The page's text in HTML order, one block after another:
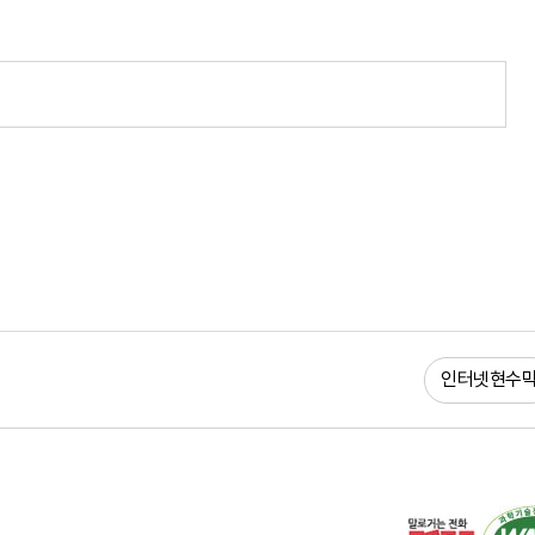
인터넷현수